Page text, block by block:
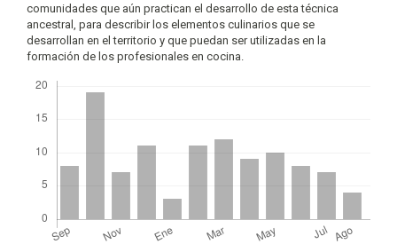
comunidades que aún practican el desarrollo de esta técnica
ancestral, para describir los elementos culinarios que se
desarrollan en el territorio y que puedan ser utilizadas en la
formación de los profesionales en cocina.